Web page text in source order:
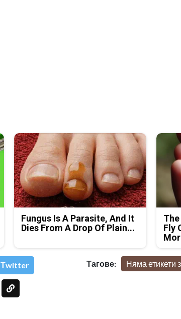
Fungus Is A Parasite, And It
Dies From A Drop Of Plain...
The
Fly
Тwitter Тагове: Няма етикети